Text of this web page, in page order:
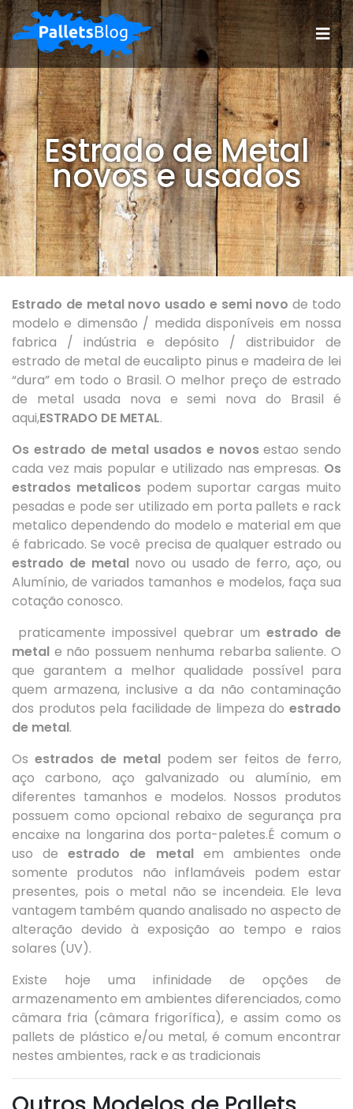
Estrado de Metal
novos e usados
Estrado de metal novo usado e semi novo de todo
modelo e dimensão / medida disponíveis em nossa
fabrica / indústria e depósito / distribuidor de
estrado de metal de eucalipto pinus e madeira de lei
“dura” em todo o Brasil. O melhor preço de estrado
de metal usada nova e semi nova do Brasil é
aqui,ESTRADO DE METAL.
Os estrado de metal usados e novosestao sendo
cada vez mais popular e utilizado nas empresas. Os
estrados metalicos podem suportar cargas muito
pesadas e pode ser utilizado em porta pallets e rack
metalico dependendo do modelo e material em que
é fabricado. Se você precisa de qualquer estrado ou
estrado de metal novo ou usado de ferro, aço, ou
Alumínio, de variados tamanhos e modelos, faça sua
cotação conosco.
praticamente impossivel quebrar um estrado de
metal e não possuem nenhuma rebarba saliente. O
que garantem a melhor qualidade possível para
quem armazena, inclusive a da não contaminação
dos produtos pela facilidade de limpeza do estrado
de metal.
Os estrados de metal podem ser feitos de ferro,
aço carbono, aço galvanizado ou alumínio, em
diferentes tamanhos e modelos. Nossos produtos
possuem como opcional rebaixo de segurança pra
encaixe na longarina dos porta-paletes.É comum o
uso deestrado de metalem ambientes onde
somente produtos não inflamáveis podem estar
presentes, pois o metal não se incendeia. Ele leva
vantagem também quando analisado no aspecto de
alteração devido à exposição ao tempo e raios
solares (UV).
Existe hoje uma infinidade de opções de
armazenamento em ambientes diferenciados, como
câmara fria (câmara frigorífica), e assim como os
pallets de plástico e/ou metal, é comum encontrar
nestes ambientes, rack e as tradicionais